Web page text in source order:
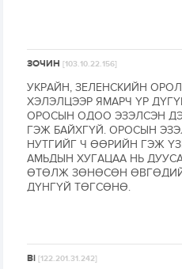
ЗОЧИН[103.10.22.156]
УКРАЙН, ЗЕЛЕНСКИЙН
ХЭЛЭЛЦЭЭР ЯМАРЧ ҮР
ОРОСЫН ОДОО ЭЗЭЛСЭН
ГЭЖ БАЙХГҮЙ. ОРОСЫН
НУТГИЙГ Ч ӨӨРИЙН ГЭЖ
АМЬДЫН ХУГАЦАА НЬ
ӨТӨЛЖ ЗӨНӨСӨН
ДҮНГҮЙ ТӨГСӨНӨ.
Bi[122.201.31.242]